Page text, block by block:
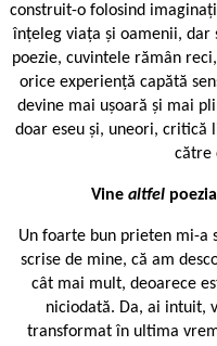
construit-o folosind
înțeleg viața și oamenii, dar
poezie, cuvintele rămân
orice experiență capătă
devine mai ușoară și mai
doar eseu și, uneori, critică
către
Vine altfel
Un foarte bun prieten mi-a
scrise de mine, că am
cât mai mult, deoarece
niciodată. Da, ai intuit,
transformat în ultima